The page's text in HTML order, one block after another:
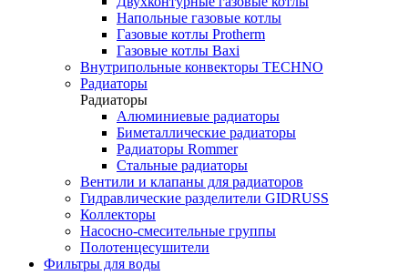
Напольные газовые котлы
Газовые котлы Protherm
Газовые котлы Baxi
Внутрипольные конвекторы TECHNO
Радиаторы
Радиаторы
Алюминиевые радиаторы
Биметаллические радиаторы
Радиаторы Rommer
Стальные радиаторы
Вентили и клапаны для радиаторов
Гидравлические разделители GIDRUSS
Коллекторы
Насосно-смесительные группы
Полотенцесушители
Фильтры для воды